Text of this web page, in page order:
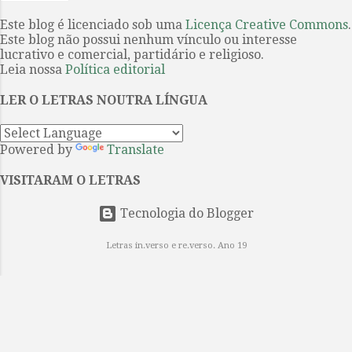
sobre uma obra de Agatha Christie
a ser produzido int...
Literária Internacional de Paraty
(Flip) de que a poeta paulista é a
homenageada na edição do evento
textos por Ieda Lebensztayin . 1. A
poesia breve e densa de Orides
Fontela coincide com a sua obra,
constituída por apenas cinco livros
avessos aos modismos de seu
singulares da poesia brasileira do
Este blog é licenciado sob uma Licença Creative Commons.
Este blog não possui nenhum vínculo ou interesse
lucrativo e comercial, partidário e religioso.
Leia nossa Política editorial
LER O LETRAS NOUTRA LÍNGUA
Powered by Translate
VISITARAM O LETRAS
Tecnologia do Blogger
Letras in.verso e re.verso. Ano 19